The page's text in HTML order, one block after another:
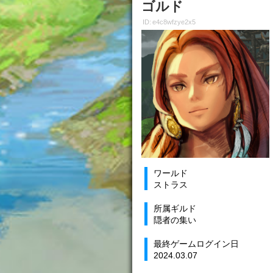
ゴルド
ID: e4c8wfzye2x5
ワールド
ストラス
所属ギルド
隠者の集い
最終ゲームログイン日
2024.03.07